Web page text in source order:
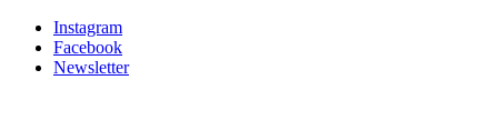
Instagram
Facebook
Newsletter